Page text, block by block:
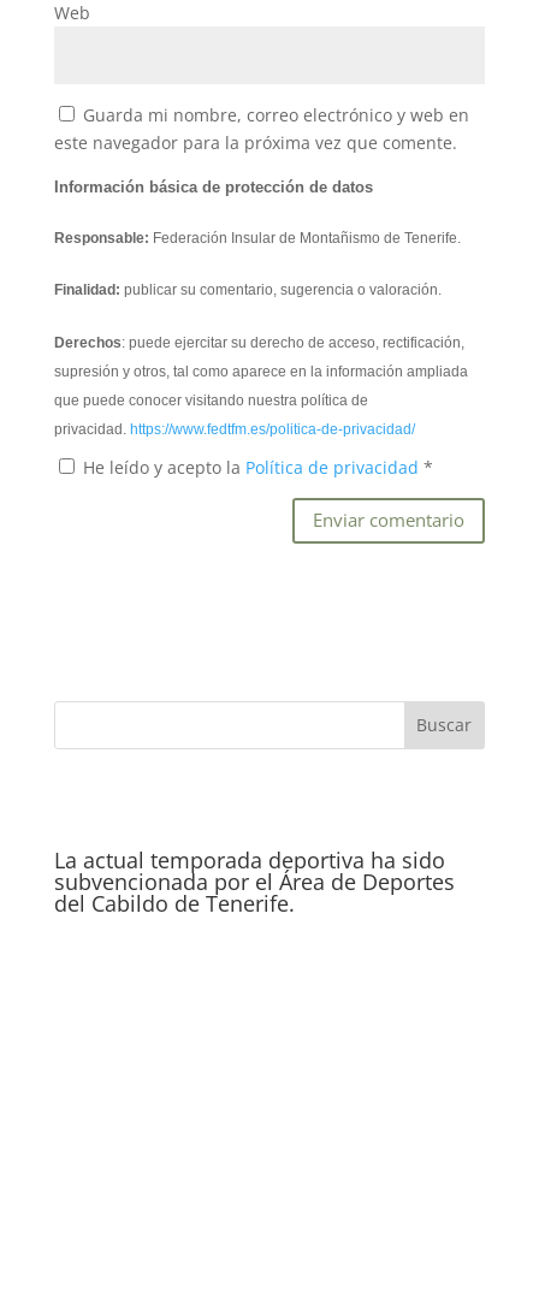
Web
Guarda mi nombre, correo electrónico y web en
este navegador para la próxima vez que comente.
Información básica de protección de datos
Responsable: Federación Insular de Montañismo de Tenerife.
Finalidad: publicar su comentario, sugerencia o valoración.
Derechos: puede ejercitar su derecho de acceso, rectificación,
supresión y otros, tal como aparece en la información ampliada
que puede conocer visitando nuestra política de
privacidad. https://www.fedtfm.es/politica-de-privacidad/
He leído y acepto la Política de privacidad *
La actual temporada deportiva ha sido
subvencionada por el Área de Deportes
del Cabildo de Tenerife.